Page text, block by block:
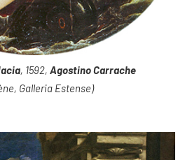
, 1592, Agostino Carrache
Galleria Estense)